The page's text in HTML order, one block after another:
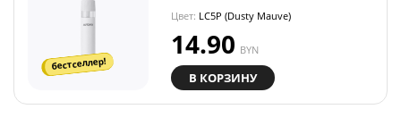
бестселлер!
Цвет: LC5P (Dusty Mauve)
14.90 BYN
В КОРЗИНУ